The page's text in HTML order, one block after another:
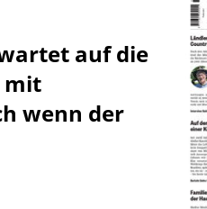
auf die
mit
wenn der